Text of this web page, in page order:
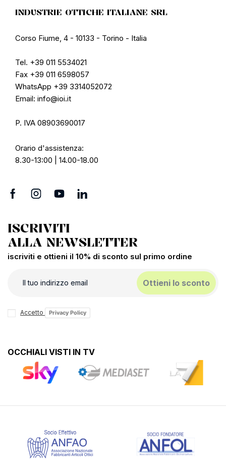
INDUSTRIE OTTICHE ITALIANE SRL
Corso Fiume, 4 - 10133 - Torino - Italia
Tel. +39 011 5534021
Fax +39 011 6598057
WhatsApp +39 3314052072
Email: info@ioi.it
P. IVA 08903690017
Orario d'assistenza:
8.30-13:00 | 14.00-18.00
ISCRIVITI
ALLA NEWSLETTER
iscriviti e ottieni il 10% di sconto sul primo ordine
Ottieni lo sconto
Accetto Privacy Policy
OCCHIALI VISTI IN TV